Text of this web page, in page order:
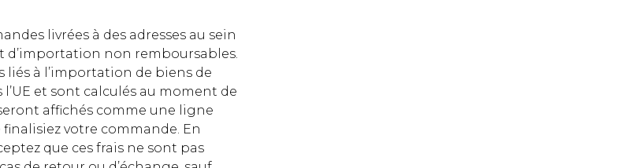
livrées à des adresses au sein
d’importation non remboursables.
liés à l’importation de biens de
et sont calculés au moment de
affichés comme une ligne
votre commande. En
que ces frais ne sont pas